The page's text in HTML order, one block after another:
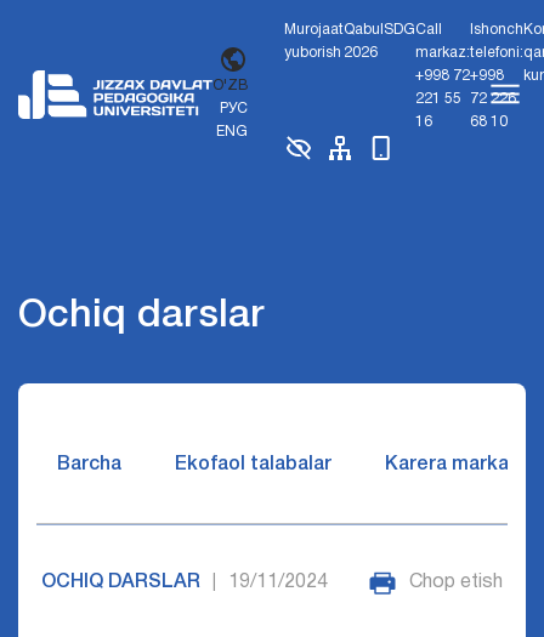
O'ZB
РУС
ENG
Murojaat
yuborish
Qabul
2026
SDGCall
markaz:
+998 72
221 55
16
Ishonch
telefoni:
+998
72 226
68 10
Ochiq darslar
Barcha Ekofaol talabalar Karera markazi
OCHIQ DARSLAR 19/11/2024 Chop etish